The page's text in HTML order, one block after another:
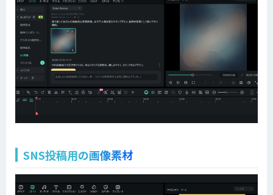
SNS投稿用の画像素材